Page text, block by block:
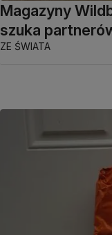
Magazyny
szuka
ZE ŚWIATA